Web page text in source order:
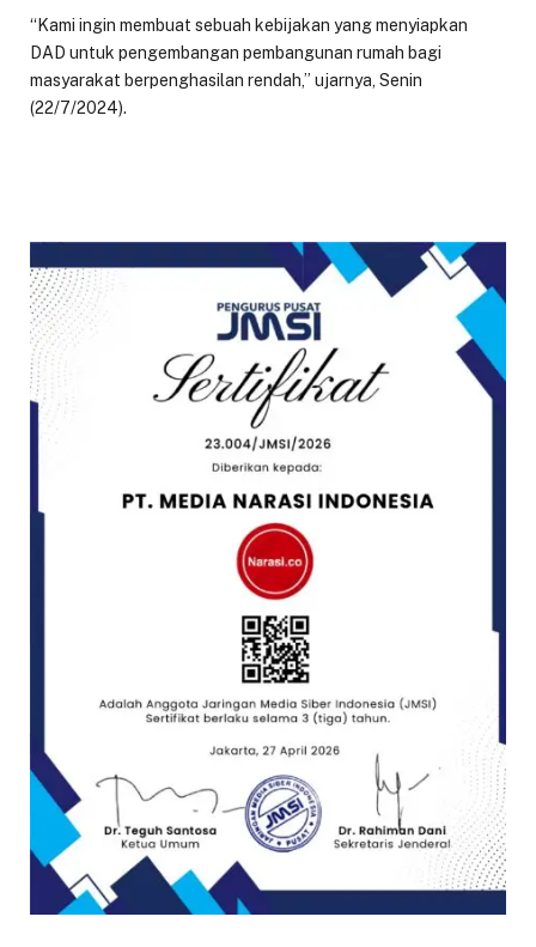
“Kami ingin membuat sebuah kebijakan yang menyiapkan
DAD untuk pengembangan pembangunan rumah bagi
masyarakat berpenghasilan rendah,” ujarnya, Senin
(22/7/2024).